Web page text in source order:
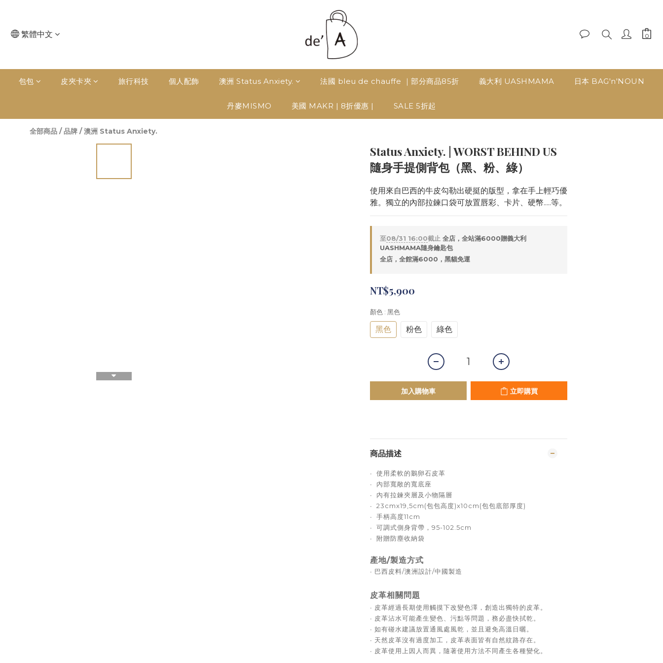
繁體中文
包包 皮夾卡夾 旅行科技 個人配飾 澳洲 Status Anxiety. 法國 bleu de chauffe ｜部分商品85折 義大利 UASHMAMA 日本 BAG'n'NOUN
丹麥MISMO 美國 MAKR | 8折優惠 | SALE 5折起
全部商品 /品牌 /澳洲 Status Anxiety.
Status Anxiety. | WORST BEHIND US
隨身手提側背包（黑、粉、綠）
使用來自巴西的牛皮勾勒出硬挺的版型，拿在手上輕巧優
雅。獨立的內部拉鍊口袋可放置唇彩、卡片、硬幣.....等。
至08/31 16:00截止 全店，全站滿6000贈義大利
UASHMAMA隨身鑰匙包
全店，全館滿6000，黑貓免運
NT$5,900
顏色 : 黑色
黑色 粉色 綠色
加入購物車 立即購買
商品描述
∙ 使用柔軟的鵝卵石皮革
∙ 內部寬敞的寬底座
∙ 內有拉鍊夾層及小物隔層
∙ 23cmx19,5cm(包包高度)x10cm(包包底部厚度)
∙ 手柄高度11cm
∙ 可調式側身背帶，95-102.5cm
∙ 附贈防塵收納袋
產地/製造方式
∙ 巴西皮料/澳洲設計/中國製造
皮革相關問題
∙ 皮革經過長期使用觸摸下改變色澤，創造出獨特的皮革。
∙ 皮革沾水可能產生變色、污點等問題，務必盡快拭乾。
∙ 如有碰水建議放置通風處風乾，並且避免高溫日曬。
∙ 天然皮革沒有過度加工，皮革表面皆有自然紋路存在。
∙ 皮革使用上因人而異，隨著使用方法不同產生各種變化。